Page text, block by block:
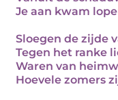
Je aan kwam
Sloegen de zijde
Tegen het ranke
Waren van
Hoevele zomers